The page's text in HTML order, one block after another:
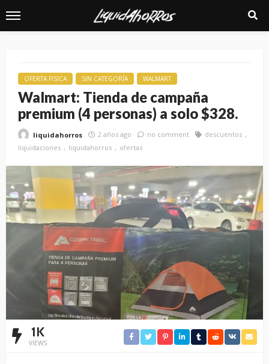
OFERTA FISICA SIN CATEGORÍA WALMART
Walmart: Tienda de campaña
premium (4 personas) a solo $328.
liquidahorros 2 años ago no comment
descuentos
liquidaciones
liquidahorros ofertas
1K
VIEWS